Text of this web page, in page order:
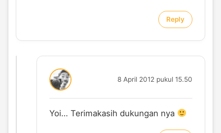
Reply
8 April 2012 pukul 15.50
Yoi… Terimakasih dukungan nya